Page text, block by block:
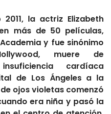
la actriz Elizabeth
más de 50 películas,
y fue sinónimo
muere de
cardíaca
de Los Ángeles a la
ojos violetas comenzó
era niña y pasó la